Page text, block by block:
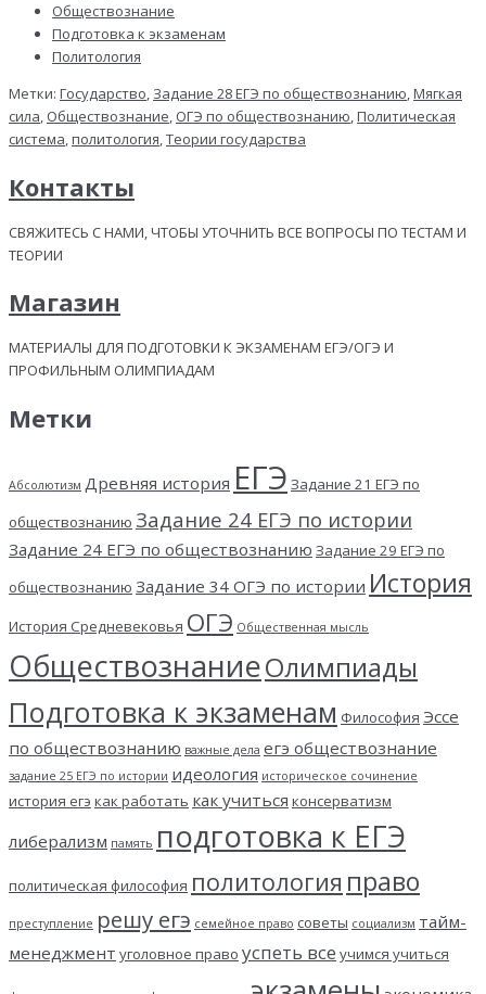
Обществознание
Подготовка к экзаменам
Политология
Метки: Государство, Задание 28 ЕГЭ по обществознанию,Мягкая
сила, Обществознание, ОГЭ по обществознанию,Политическая
система,политология,Теории государства
Контакты
СВЯЖИТЕСЬ С НАМИ, ЧТОБЫ УТОЧНИТЬ ВСЕ ВОПРОСЫ ПО ТЕСТАМ И
ТЕОРИИ
Магазин
МАТЕРИАЛЫ ДЛЯ ПОДГОТОВКИ К ЭКЗАМЕНАМ ЕГЭ/ОГЭ И
ПРОФИЛЬНЫМ ОЛИМПИАДАМ
Метки
Абсолютизм Древняя история ЕГЭ Задание 21 ЕГЭ по
обществознанию Задание 24 ЕГЭ по истории
Задание 24 ЕГЭ по обществознанию Задание 29 ЕГЭ по
обществознанию Задание 34 ОГЭ по истории История
История Средневековья ОГЭ Общественная мысль
ОбществознаниеОлимпиады
Подготовка к экзаменам Философия Эссе
по обществознанию важные дела егэ обществознание
задание 25 ЕГЭ по истории идеология историческое сочинение
история егэ как работать как учиться консерватизм
либерализм память подготовка к ЕГЭ
политическая философия политология право
преступление решу егэ семейное право советы социализм тайм-
менеджмент уголовное право успеть все учимся учиться